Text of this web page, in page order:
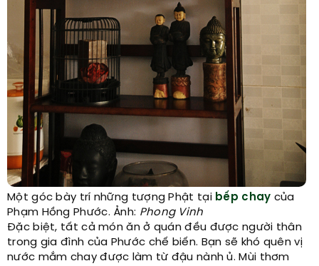
Một góc bày trí những tượng Phật tại bếp chay của
Phạm Hồng Phước. Ảnh: Phong Vinh
Đặc biệt, tất cả món ăn ở quán đều được người thân
trong gia đình của Phước chế biến. Bạn sẽ khó quên vị
nước mắm chay được làm từ đậu nành ủ. Mùi thơm